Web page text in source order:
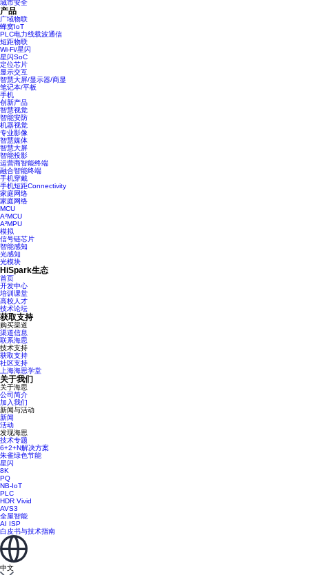
城市安全
产品
广域物联
蜂窝IoT
PLC电力线载波通信
短距物联
Wi-Fi/星闪
星闪SoC
定位芯片
显示交互
智慧大屏/显示器/商显
笔记本/平板
手机
创新产品
智慧视觉
智能安防
机器视觉
专业影像
智慧媒体
智慧大屏
智能投影
运营商智能终端
融合智能终端
手机穿戴
手机短距Connectivity
家庭网络
家庭网络
MCU
A²MCU
A²MPU
模拟
信号链芯片
智能感知
光感知
光模块
HiSpark生态
首页
开发中心
培训课堂
高校人才
技术论坛
获取支持
购买渠道
渠道信息
联系海思
技术支持
获取支持
社区支持
上海海思学堂
关于我们
关于海思
公司简介
加入我们
新闻与活动
新闻
活动
发现海思
技术专题
6+2+N解决方案
朱雀绿色节能
星闪
8K
PQ
NB-IoT
PLC
HDR Vivid
AVS3
全屋智能
AI ISP
白皮书与技术指南
中文